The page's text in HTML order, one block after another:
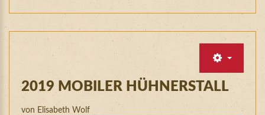
2019 MOBILER HÜHNERSTALL
von Elisabeth Wolf